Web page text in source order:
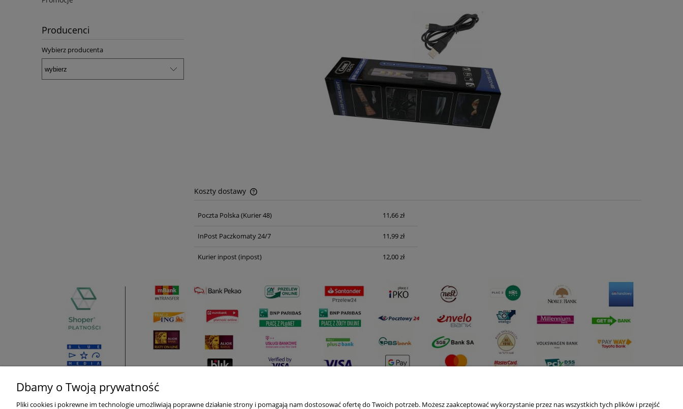
Producenci
Wybierz producenta
Koszty dostawy
Cena nie zawiera ewentualnych kosztów
Poczta Polska (Kurier 48) 11,66 zł
InPost Paczkomaty 24/7 11,99 zł
Kurier inpost(inpost) 12,00 zł
Dbamy o Twoją prywatność
Pliki cookies i pokrewne im technologie umożliwiają poprawne działanie strony i pomagają nam dostosować ofertę do Twoich potrzeb. Możesz zaakceptować wykorzystanie przez nas wszystkich tych plików i przejść